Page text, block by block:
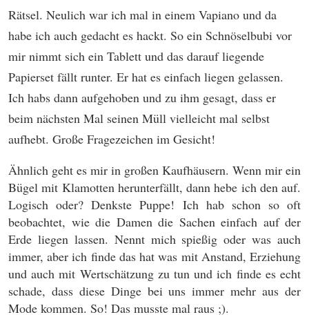
Rätsel. Neulich war ich mal in einem Vapiano und da
habe ich auch gedacht es hackt. So ein Schnöselbubi vor
mir nimmt sich ein Tablett und das darauf liegende
Papierset fällt runter. Er hat es einfach liegen gelassen.
Ich habs dann aufgehoben und zu ihm gesagt, dass er
beim nächsten Mal seinen Müll vielleicht mal selbst
aufhebt. Große Fragezeichen im Gesicht!
Ähnlich geht es mir in großen Kaufhäusern. Wenn mir ein
Bügel mit Klamotten herunterfällt, dann hebe ich den auf.
Logisch oder? Denkste Puppe! Ich hab schon so oft
beobachtet, wie die Damen die Sachen einfach auf der
Erde liegen lassen. Nennt mich spießig oder was auch
immer, aber ich finde das hat was mit Anstand, Erziehung
und auch mit Wertschätzung zu tun und ich finde es echt
schade, dass diese Dinge bei uns immer mehr aus der
Mode kommen. So! Das musste mal raus ;).